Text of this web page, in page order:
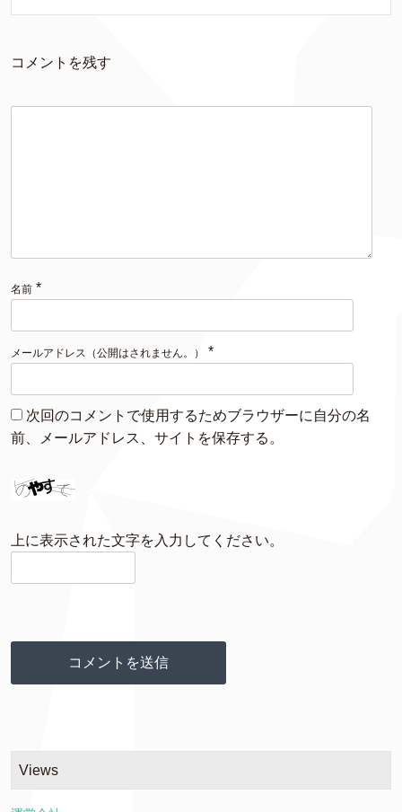
コメントを残す
名前 *
メールアドレス（公開はされません。） *
次回のコメントで使用するためブラウザーに自分の名
前、メールアドレス、サイトを保存する。
上に表示された文字を入力してください。
Views